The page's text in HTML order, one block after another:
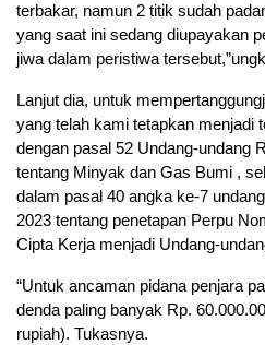
terbakar, namun 2 titik sudah
yang saat ini sedang diupayakan
jiwa dalam peristiwa
Lanjut dia, untuk
yang telah kami tetapkan menjadi
dengan pasal 52 Undang-undang
tentang Minyak dan Gas Bumi ,
dalam pasal 40 angka ke-7
2023 tentang penetapan Perpu
Cipta Kerja menjadi Undang-
“Untuk ancaman pidana penjara
denda paling banyak Rp.
rupiah). Tukasnya.